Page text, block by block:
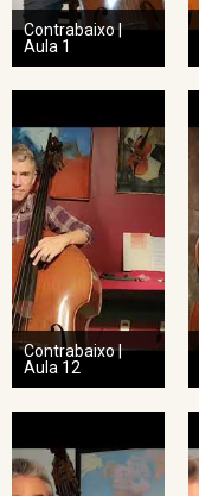
Contrabaixo |
Aula 1
Contrabaixo |
Aula 12